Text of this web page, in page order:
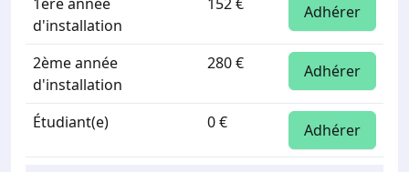
d'installation
Adhérer
2ème année
d'installation
280 € Adhérer
Étudiant(e) 0 € Adhérer